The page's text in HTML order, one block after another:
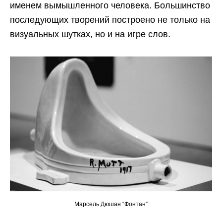
именем вымышленного человека. Большинство
последующих творений построено не только на
визуальных шутках, но и на игре слов.
Марсель Дюшан “Фонтан”